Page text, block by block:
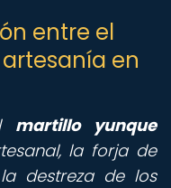
entre el
en
martillo yunque
la forja de
destreza de los